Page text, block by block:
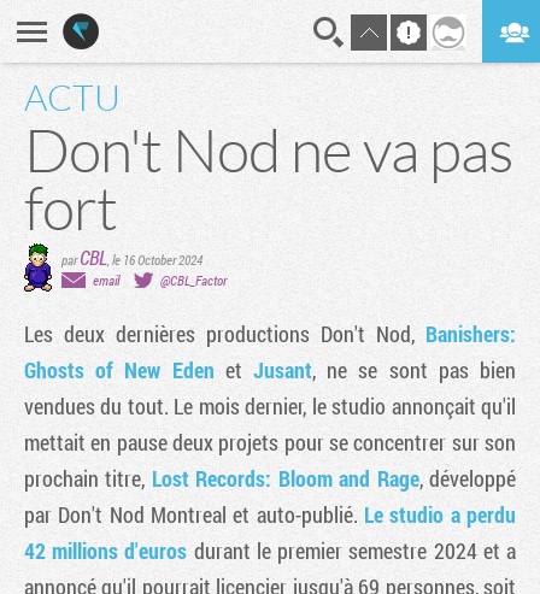
ACTU
Don't Nod ne va pas
fort
parCBL le 16 October 2024
email
@CBL_Factor
Les deux dernières productions Don't Nod, Banishers:
Ghosts of New Eden etJusant, ne se sont pas bien
vendues du tout. Le mois dernier, le studio annonçait qu'il
mettait en pause deux projets pour se concentrer sur son
prochain titre, Lost Records: Bloom and Rage, développé
par Don't Nod Montreal et auto-publié. Le studio a perdu
42 millions d'euros durant le premier semestre 2024 et a
annoncé qu'il pourrait licencier jusqu'à 69 personnes, soit